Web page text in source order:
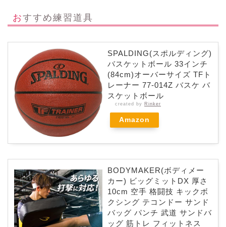
おすすめ練習道具
SPALDING(スポルディング)
バスケットボール 33インチ
(84cm)オーバーサイズ TFト
レーナー 77-014Z バスケ バ
スケットボール
created by Rinker
Amazon
BODYMAKER(ボディメー
カー) ビッグミットDX 厚さ
10cm 空手 格闘技 キックボ
クシング テコンドー サンド
バッグ パンチ 武道 サンドバ
ッグ 筋トレ フィットネス